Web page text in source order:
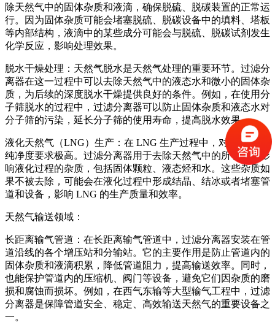
除天然气中的固体杂质和液滴，确保脱硫、脱碳装置的正常运
行。因为固体杂质可能会堵塞脱硫、脱碳设备中的填料、塔板
等内部结构，液滴中的某些成分可能会与脱硫、脱碳试剂发生
化学反应，影响处理效果。
脱水干燥处理：天然气脱水是天然气处理的重要环节。过滤分
离器在这一过程中可以去除天然气中的液态水和微小的固体杂
质，为后续的深度脱水干燥提供良好的条件。例如，在使用分
子筛脱水的过程中，过滤分离器可以防止固体杂质和液态水对
分子筛的污染，延长分子筛的使用寿命，提高脱水效果。
液化天然气（LNG）生产：在 LNG 生产过程中，对天然气的
纯净度要求极高。过滤分离器用于去除天然气中的所有可能影
响液化过程的杂质，包括固体颗粒、液态烃和水。这些杂质如
果不被去除，可能会在液化过程中形成结晶、结冰或者堵塞管
道和设备，影响 LNG 的生产质量和效率。
天然气输送领域：
长距离输气管道：在长距离输气管道中，过滤分离器安装在管
道沿线的各个增压站和分输站。它的主要作用是防止管道内的
固体杂质和液滴积累，降低管道阻力，提高输送效率。同时，
也能保护管道内的压缩机、阀门等设备，避免它们因杂质的磨
损和腐蚀而损坏。例如，在西气东输等大型输气工程中，过滤
分离器是保障管道安全、稳定、高效输送天然气的重要设备之
一。